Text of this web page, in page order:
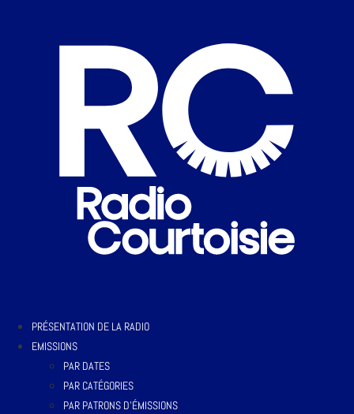
PRÉSENTATION DE LA RADIO
EMISSIONS
PAR DATES
PAR CATÉGORIES
PAR PATRONS D’ÉMISSIONS